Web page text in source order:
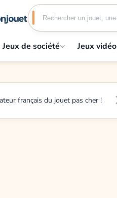
Jeux de société Jeux vidéo
français du jouet pas cher !